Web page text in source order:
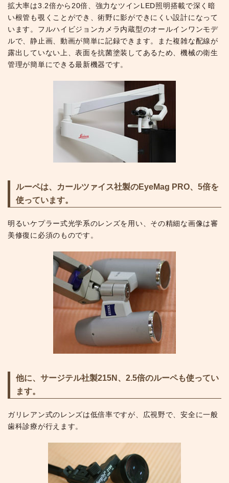
拡大率は3.2倍から20倍、強力なツインLED照明搭載で深く暗
い根管も覗くことができ、術野に影ができにくい設計になって
います。フルハイビジョンカメラ内蔵型のオールインワンモデ
ルで、静止画、動画が簡単に記録できます。また複雑な配線が
露出していない上、表面を抗菌塗装してあるため、機械の衛生
管理が簡単にできる最新機器です。
ルーペは、カールツァイス社製のEyeMag PRO、5倍を
使っています。
明るいケプラー式光学系のレンズを用い、その精細な画像は審
美修復に必須のものです。
他に、サージテル社製215N、2.5倍のルーペも使ってい
ます。
ガリレアン式のレンズは低倍率ですが、広視野で、安全に一般
歯科診療が行えます。